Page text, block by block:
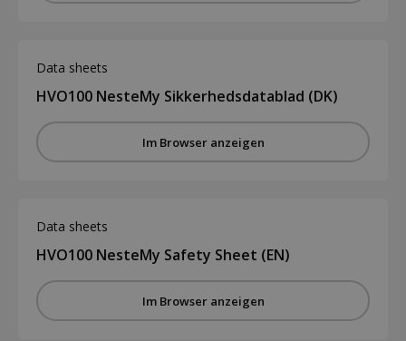
Data sheets
HVO100 NesteMy Sikkerhedsdatablad (DK)
Im Browser anzeigen
Data sheets
HVO100 NesteMy Safety Sheet (EN)
Im Browser anzeigen